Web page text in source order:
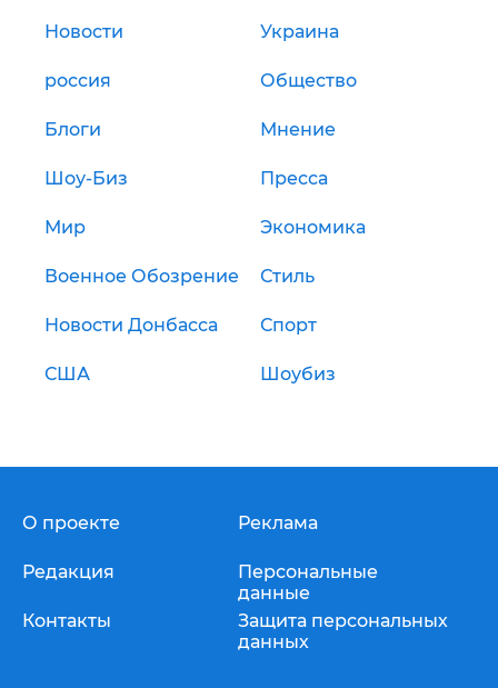
Новости Украина
россия Общество
Блоги Мнение
Шоу-Биз Пресса
Мир Экономика
Военное Обозрение Стиль
Новости Донбасса Спорт
США Шоубиз
О проекте
Редакция
Контакты
Реклама
Персональные
данные
Защита персональных
данных